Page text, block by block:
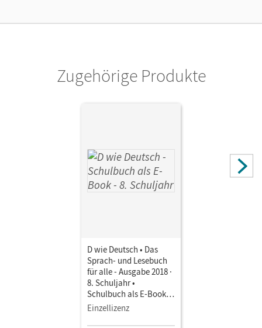
Zugehörige Produkte
D wie Deutsch • Das
Sprach- und Lesebuch
für alle - Ausgabe 2018 ·
8. Schuljahr •
Schulbuch als E-Book
Mit Medien
Einzellizenz